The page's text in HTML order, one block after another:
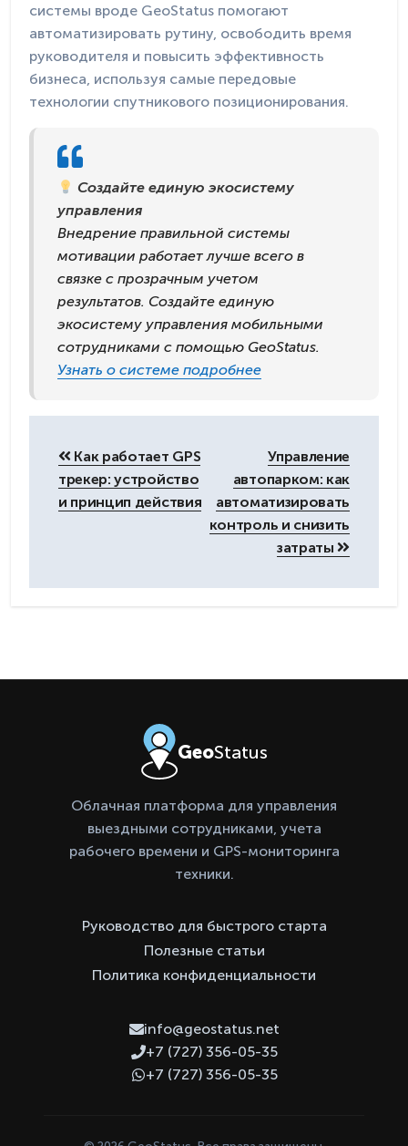
системы вроде GeoStatus помогают
автоматизировать рутину, освободить время
руководителя и повысить эффективность
бизнеса, используя самые передовые
технологии спутникового позиционирования.
Создайте единую экосистему
управления
Внедрение правильной системы
мотивации работает лучше всего в
связке с прозрачным учетом
результатов. Создайте единую
экосистему управления мобильными
сотрудниками с помощью GeoStatus.
Узнать о системе подробнее
записям
Как работает GPS
трекер: устройство
и принцип действия
Управление
автопарком: как
автоматизировать
контроль и снизить
затраты
GeoStatus
Облачная платформа для управления
выездными сотрудниками, учета
рабочего времени и GPS-мониторинга
техники.
Руководство для быстрого старта
Полезные статьи
Политика конфиденциальности
info@geostatus.net
+7 (727) 356-05-35
+7 (727) 356-05-35